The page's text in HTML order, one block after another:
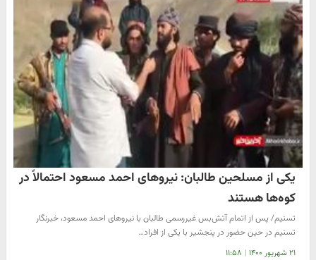
یکی از مسلحین طالبان: نیروهای احمد مسعود احتمالاً در
کوه‌ها هستند
تسنیم/ پس از اتمام آتش‌بس غیررسمی طالبان با نیروهای احمد مسعود، خبرنگار
تسنیم در حین حضور در پنجشیر با یکی از افراد…
۲۱ شهریور ۱۴۰۰ | ۱۱:۵۸